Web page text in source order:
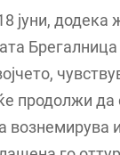
јуни, додека
продолжи
вознемирува